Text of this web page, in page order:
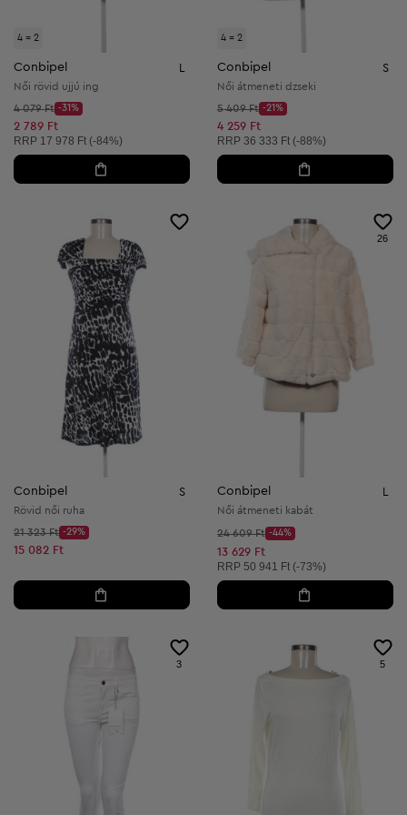
4 = 2
Conbipel
Női rövid ujjú ing
Kezdő ár:
4 079 Ft
Discount Price:
-31%
Csökkentett ár:
2 789 Ft
Ajánlott ár:
RRP 17 978 Ft (-84%)
4 = 2
Conbipel S
Női átmeneti dzseki
Kezdő ár:
5 409 Ft
Discount Price:
-21%
Csökkentett ár:
4 259 Ft
Ajánlott ár:
RRP 36 333 Ft (-88%)
Conbipel S
Rövid női ruha
Kezdő ár:
21 323 Ft
Discount Price:
-29%
Csökkentett ár:
15 082 Ft
26
Conbipel
Női átmeneti kabát
Kezdő ár:
24 609 Ft
Discount Price:
-44%
Csökkentett ár:
13 629 Ft
Ajánlott ár:
RRP 50 941 Ft (-73%)
3 5